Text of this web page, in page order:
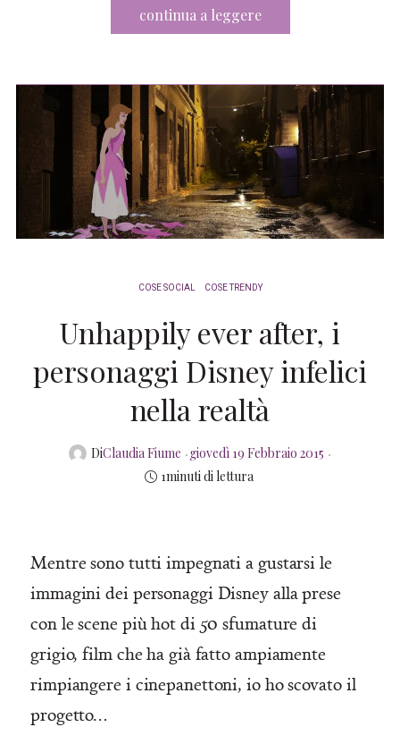
continua a leggere
COSE SOCIAL COSE TRENDY
Unhappily ever after, i
personaggi Disney infelici
nella realtà
DiClaudia Fiume Posted
on
giovedì 19 Febbraio 2015
1minuti di lettura
Mentre sono tutti impegnati a gustarsi le
immagini dei personaggi Disney alla prese
con le scene più hot di 50 sfumature di
grigio, film che ha già fatto ampiamente
rimpiangere i cinepanettoni, io ho scovato il
progetto…